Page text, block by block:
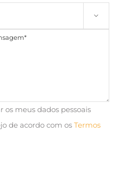

os meus dados pessoais
de acordo com os Termos